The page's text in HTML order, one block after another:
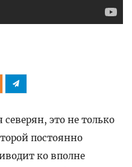
это не только
постоянно
ко вполне